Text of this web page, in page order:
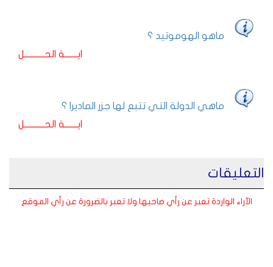
ماهو الهوموتيد ؟
ايـــــــة الحـــــــــــل
ماهي الدولة التي تتبع لها جزر الماديرا ؟
ايـــــــة الحـــــــــــل
التعليقات
الآراء الواردة تعبر عن رأي صاحبها ولا تعبر بالضرورة عن رأي الموقع